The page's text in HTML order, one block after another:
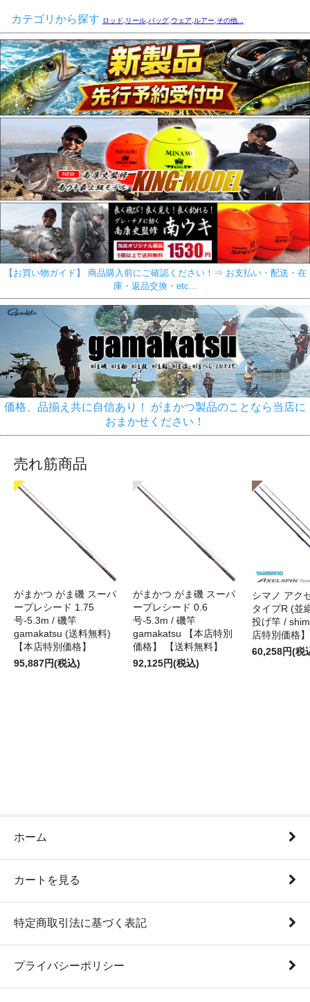
カテゴリから探す ロッド,リール,バッグ,ウェア,ルアー,その他...
【お買い物ガイド】 商品購入前にご確認ください！⇒ お支払い・配送・在
庫・返品交換・etc...
価格、品揃え共に自信あり！ がまかつ製品のことなら当店に
おまかせください！
売れ筋商品
がまかつ がま磯 スーパ
ープレシード 1.75
号-5.3m / 磯竿
gamakatsu (送料無料)
【本店特別価格】
95,887円(税込)
がまかつ がま磯 スーパ
ープレシード 0.6
号-5.3m / 磯竿
gamakatsu 【本店特別
価格】 【送料無料】
92,125円(税込)
シマノ アク
タイプR (並
投げ竿 /
店特別価格】
60,258円(税
ホーム
カートを見る
特定商取引法に基づく表記
プライバシーポリシー